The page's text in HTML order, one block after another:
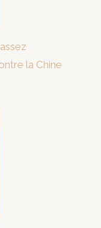
la Chine